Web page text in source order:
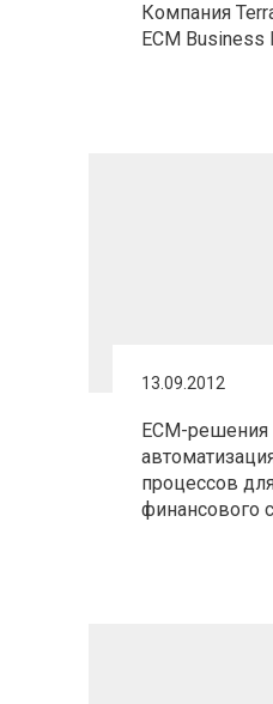
Компания
ECM Business
13.09.2012
ЕСМ-решения
процессов
финансового